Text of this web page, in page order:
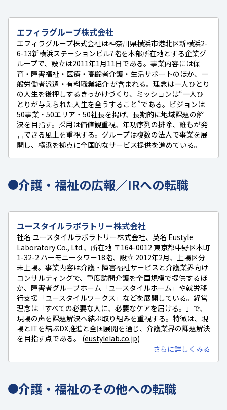
エフィラグループ株式会社
エフィラグループ株式会社は神奈川県横浜市港北区新横浜2-
6-13新横浜ステーションビル7階を本部所在地とする企業グ
ループで、設立は2011年1月11日である。事業内容には保
育・障害福祉・医療・高齢者介護・生活サポートのほか、一
般労働者派遣・有料職業紹介 が含まれる。理念は一人ひとり
の人生を後押しするきっかけづくり、ミッションは“一人ひ
とりが与えられた人生を全うすること”である。ビジョンは
50事業・50エリア・50社長を掲げ、長期的に地域課題の解
決を目指す。採用は価値観重視、年功序列の排除、誰もが発
言できる風土を重視する。グループは複数の法人で事業を展
開し、横浜を拠点に全国的なサービス提供を進めている。
介護・福祉の広報／IRへの転職
ユースタイルラボラトリー株式会社
社名 ユースタイルラボラトリー株式会社、英名 Eustyle
Laboratory Co., Ltd.、所在地 〒164-0012 東京都中野区本町
1-32-2 ハーモニータワー18階、設立 2012年2月、上場区分
未上場。事業内容は介護・障害福祉サービスと介護業界向け
コンサルティングで、重度訪問介護を全国規模で提供するほ
か、障害者グループホーム「ユースタイルホーム」や就労移
行支援「ユースタイルワークス」などを展開している。経営
理念は「すべての必要な人に、必要なケアを届ける。」で、
現場の声を課題解決へ結ぶ取り組みを重視する。特徴は、現
場とITを結ぶDX推進と全国展開を通じ、介護業界の課題解決
を目指す点である。 (eustylelab.co.jp)
さらに詳しくみる
介護・福祉のその他への転職